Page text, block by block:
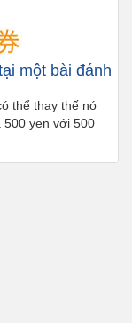
một bài đánh
thể thay thế nó
500 yen với 500